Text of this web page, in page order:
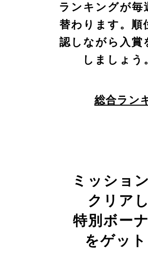
ランキングが毎
替わります。順
認しながら入賞
しましょう
総合ラン
ミッショ
クリアし
特別ボー
をゲッ